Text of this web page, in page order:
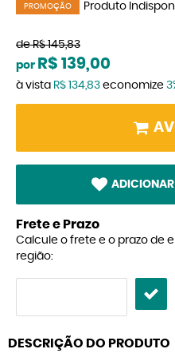
PROMOÇÃO Produto
de R$ 145,83
por R$ 139,00
à vista R$ 134,83 economize
Frete e Prazo
Calcule o frete e o prazo de
região:
DESCRIÇÃO DO PRODUTO